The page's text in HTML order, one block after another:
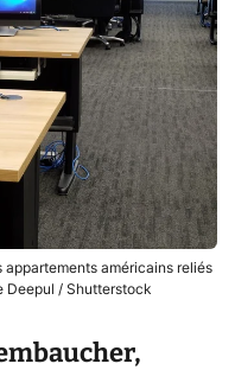
américains reliés
Deepul / Shutterstock